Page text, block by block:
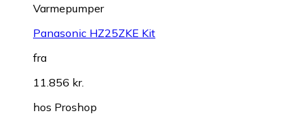
Varmepumper
Panasonic HZ25ZKE Kit
fra
11.856 kr.
hos Proshop